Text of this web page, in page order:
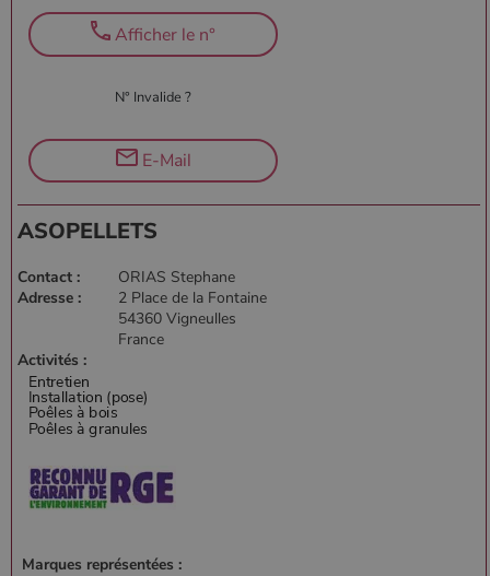
N° Invalide ?
Afficher le n°
E-Mail
ASOPELLETS
Contact :
ORIAS Stephane
Adresse :
2 Place de la Fontaine
54360 Vigneulles
France
Activités :
Marques représentées :